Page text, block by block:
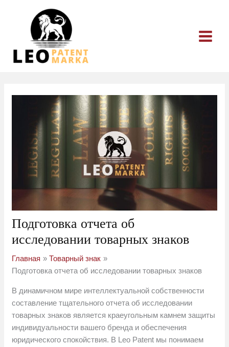
содержимому
Подготовка отчета об
исследовании товарных знаков
Главная
Товарный знак
Подготовка отчета об исследовании товарных знаков
В динамичном мире интеллектуальной собственности
составление тщательного отчета об исследовании
товарных знаков является краеугольным камнем защиты
индивидуальности вашего бренда и обеспечения
юридического спокойствия. В Leo Patent мы понимаем